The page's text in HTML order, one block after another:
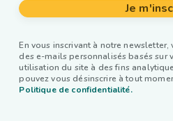
Je
En vous inscrivant à notre
des e-mails personnalisés basés sur
utilisation du site à des fins
pouvez vous désinscrire à tout
Politique de confidentialité.